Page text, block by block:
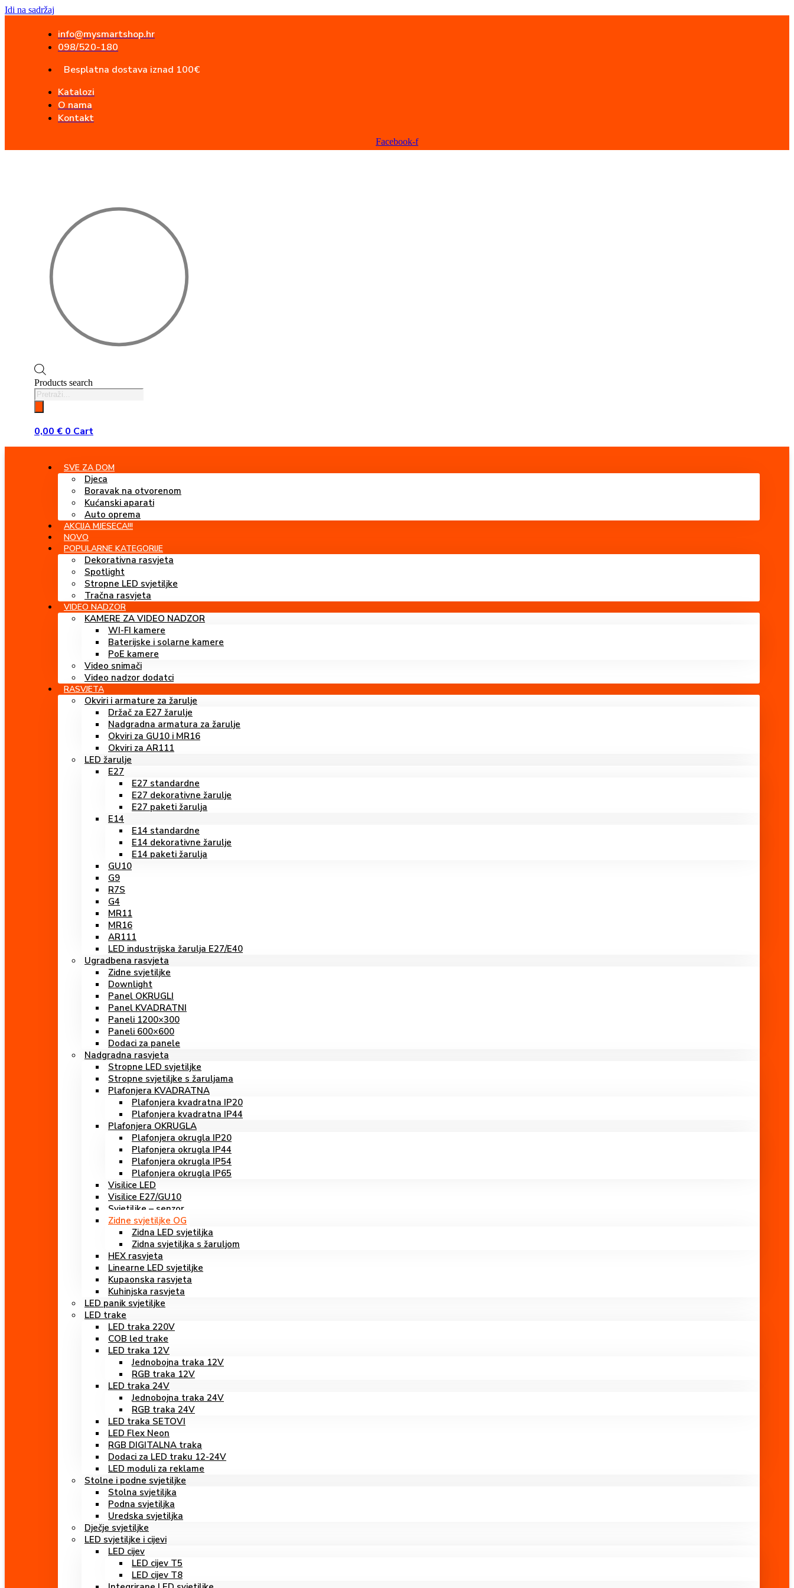
Idi na sadržaj
info@mysmartshop.hr
098/520-180
Besplatna dostava iznad 100€
Katalozi
O nama
Kontakt
Facebook-f
Products search
0,00€0Cart
SVE ZA DOM
Djeca
Boravak na otvorenom
Kućanski aparati
Auto oprema
AKCIJA MJESECA!!!
NOVO
POPULARNE KATEGORIJE
Dekorativna rasvjeta
Spotlight
Stropne LED svjetiljke
Tračna rasvjeta
VIDEO NADZOR
KAMERE ZA VIDEO NADZOR
WI-FI kamere
Baterijske i solarne kamere
PoE kamere
Video snimači
Video nadzor dodatci
RASVJETA
Okviri i armature za žarulje
Držač za E27 žarulje
Nadgradna armatura za žarulje
Okviri za GU10 i MR16
Okviri za AR111
LED žarulje
E27
E27 standardne
E27 dekorativne žarulje
E27 paketi žarulja
E14
E14 standardne
E14 dekorativne žarulje
E14 paketi žarulja
GU10
G9
R7S
G4
MR11
MR16
AR111
LED industrijska žarulja E27/E40
Ugradbena rasvjeta
Zidne svjetiljke
Downlight
Panel OKRUGLI
Panel KVADRATNI
Paneli 1200×300
Paneli 600×600
Dodaci za panele
Nadgradna rasvjeta
Stropne LED svjetiljke
Stropne svjetiljke s žaruljama
Plafonjera KVADRATNA
Plafonjera kvadratna IP20
Plafonjera kvadratna IP44
Plafonjera OKRUGLA
Plafonjera okrugla IP20
Plafonjera okrugla IP44
Plafonjera okrugla IP54
Plafonjera okrugla IP65
Visilice LED
Visilice E27/GU10
Svjetiljke – senzor
Zidne svjetiljke OG
Zidna LED svjetiljka
Zidna svjetiljka s žaruljom
HEX rasvjeta
Linearne LED svjetiljke
Kupaonska rasvjeta
Kuhinjska rasvjeta
LED panik svjetiljke
LED trake
LED traka 220V
COB led trake
LED traka 12V
Jednobojna traka 12V
RGB traka 12V
LED traka 24V
Jednobojna traka 24V
RGB traka 24V
LED traka SETOVI
LED Flex Neon
RGB DIGITALNA traka
Dodaci za LED traku 12-24V
LED moduli za reklame
Stolne i podne svjetiljke
Stolna svjetiljka
Podna svjetiljka
Uredska svjetiljka
Dječje svjetiljke
LED svjetiljke i cijevi
LED cijev
LED cijev T5
LED cijev T8